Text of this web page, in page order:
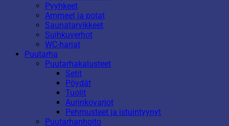
Pyyhkeet
Ammeet ja potat
Saunatarvikkeet
Suihkuverhot
WC-harjat
Puutarha
Puutarhakalusteet
Setit
Pöydät
Tuolit
Aurinkovarjot
Pehmusteet ja istuintyynyt
Puutarhanhoito